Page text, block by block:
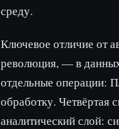
среду.
Ключевое отличие от
революция, — в
отдельные операции:
обработку. Четвёртая
аналитический слой: